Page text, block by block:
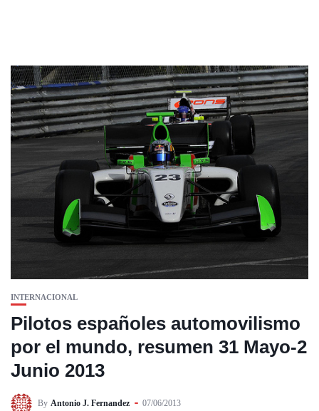
INTERNACIONAL
Pilotos españoles automovilismo
por el mundo, resumen 31 Mayo-2
Junio 2013
By Antonio J. Fernandez 07/06/2013